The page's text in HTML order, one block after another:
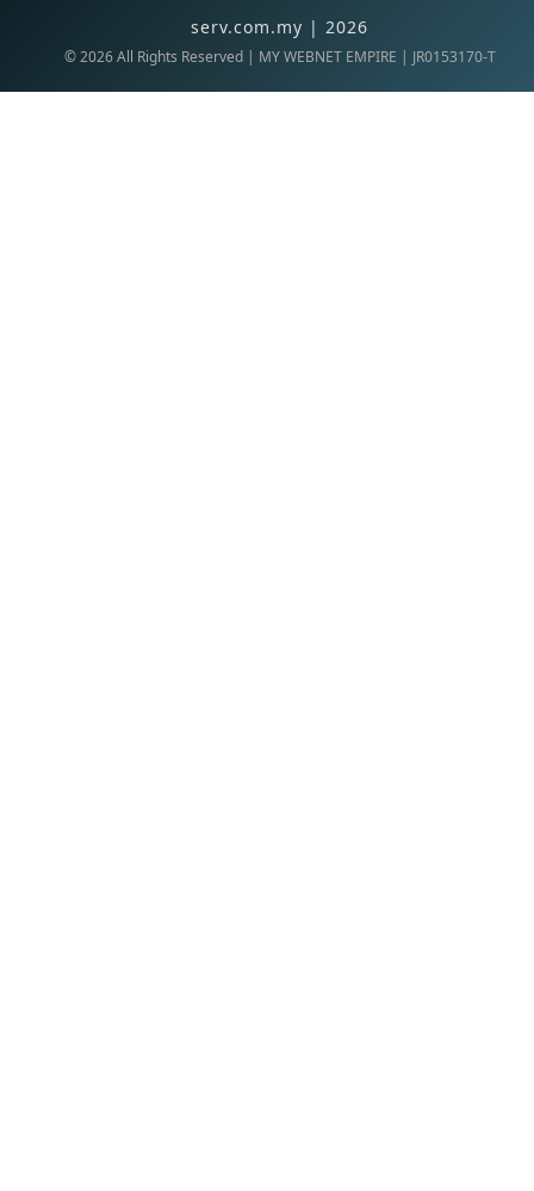
serv.com.my | 2026
©2026All Rights Reserved | MY WEBNET EMPIRE | JR0153170-T